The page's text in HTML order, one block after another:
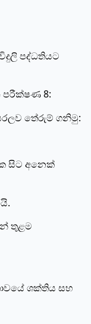
පද්ධතියට
පරීක්ෂණ 8:
තේරුම් ගනිමු:
සිට අනෙක්
තුළම
ශක්තිය සහ